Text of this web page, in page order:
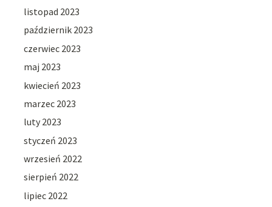
listopad 2023
październik 2023
czerwiec 2023
maj 2023
kwiecień 2023
marzec 2023
luty 2023
styczeń 2023
wrzesień 2022
sierpień 2022
lipiec 2022